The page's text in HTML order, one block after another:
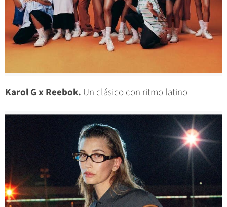
Karol G x Reebok. Un clásico con ritmo latino